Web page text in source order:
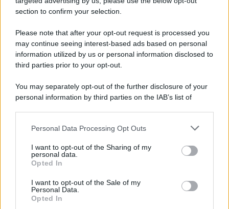
section to confirm your selection.
Please note that after your opt-out request is processed you
may continue seeing interest-based ads based on personal
information utilized by us or personal information disclosed to
third parties prior to your opt-out.
You may separately opt-out of the further disclosure of your
personal information by third parties on the IAB’s list of
This information may also be disclosed by us to third parties
disclose it to other third parties.
Please note that this website/app uses one or more Google
services and may gather and store information including but
not limited to your visit or usage behaviour. You may click to
grant or deny consent to Google and its third-party tags to
Personal Data Processing Opt Outs
I want to opt-out of the Sharing of my
personal data.
Opted In
I want to opt-out of the Sale of my
Personal Data.
Opted In
Hig Tech Mag
Lgbtqia News
Motors Magazine 365
Day Travel 365
Cineverse Magazine